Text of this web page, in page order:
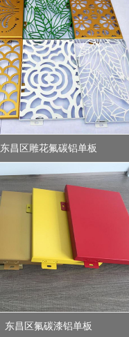
东昌区雕花氟碳铝单板
东昌区氟碳漆铝单板